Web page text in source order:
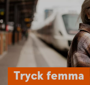
Tryck femma